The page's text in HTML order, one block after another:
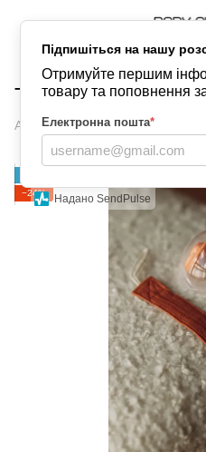
Підпишіться на нашу
Отримуйте першим
товару та поповнення
Електронна пошта*
Надано SendPulse
Аксесуари
Тримач з тканини
Артикул:83-17 Написати відгук
−24%